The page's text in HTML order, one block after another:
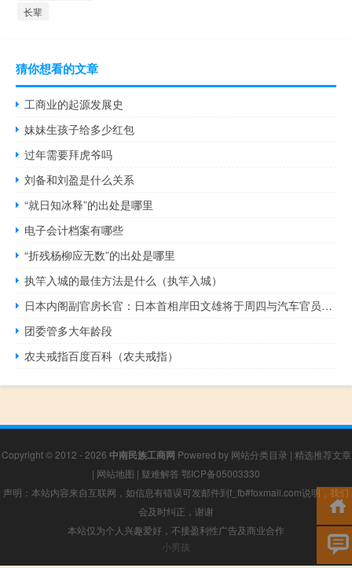
长辈
猜你想看的文章
工商业的起源发展史
妹妹生孩子给多少红包
过年需要拜虎爷吗
刘备和刘盈是什么关系
“就日知冰释”的出处是哪里
电子会计档案有哪些
“折残杨柳应无数”的出处是哪里
执竿入城的最佳方法是什么（执竿入城）
日本内阁副官房长官：日本首相岸田文雄将于周四与汽车官员会面讨论工资增长问题
团委管多大年龄段
农夫戒指百度百科（农夫戒指）
Copyright © 2012 - 2026 中南民族工商网 Powered by 网站分类目录 | 精选推荐文章
| 网站地图 | 疑难解答 鄂ICP备05003330
声明：本站内容来自互联网，如信息有错误可发邮件到f_fb#foxmail.com说明，我们
会及时纠正，谢谢
本站仅为个人兴趣爱好，不接盈利性广告及商业合作
小男孩